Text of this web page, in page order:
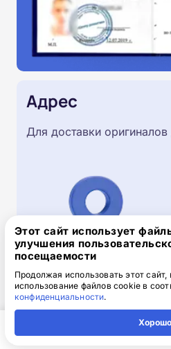
Адрес
Для доставки
Скачайте
Этот сайт использует
улучшения
посещаемости
Продолжая использовать этот
использование файлов cookie в
конфиденциальности.
Хорошо